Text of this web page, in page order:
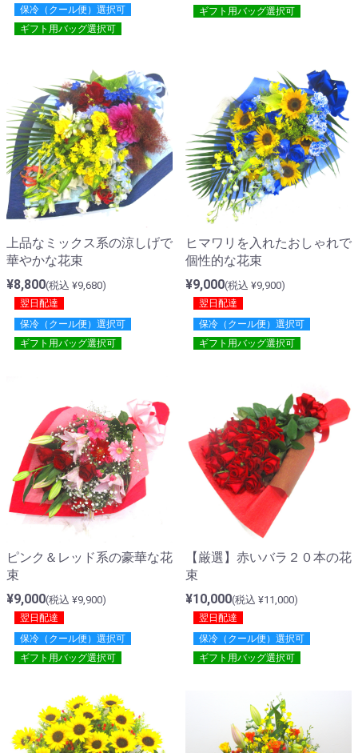
保冷（クール便）選択可
ギフト用バッグ選択可
ギフト用バッグ選択可
上品なミックス系の涼しげで
華やかな花束
¥8,800(税込 ¥9,680)
翌日配達
保冷（クール便）選択可
ギフト用バッグ選択可
ヒマワリを入れたおしゃれで
個性的な花束
¥9,000(税込 ¥9,900)
翌日配達
保冷（クール便）選択可
ギフト用バッグ選択可
ピンク＆レッド系の豪華な花
束
¥9,000(税込 ¥9,900)
翌日配達
保冷（クール便）選択可
ギフト用バッグ選択可
【厳選】赤いバラ２０本の花
束
¥10,000(税込 ¥11,000)
翌日配達
保冷（クール便）選択可
ギフト用バッグ選択可